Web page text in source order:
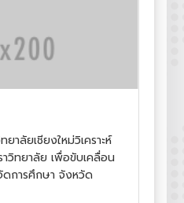
าลัยเชียงใหม่วิเคราะห์
วิทยาลัย เพื่อขับเคลื่อน
การศึกษา จังหวัด